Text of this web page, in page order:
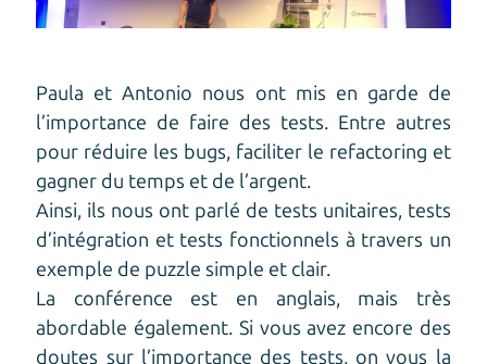
Paula et Antonio nous ont mis en garde de
l’importance de faire des tests. Entre autres
pour réduire les bugs, faciliter le refactoring et
gagner du temps et de l’argent.
Ainsi, ils nous ont parlé de tests unitaires, tests
d’intégration et tests fonctionnels à travers un
exemple de puzzle simple et clair.
La conférence est en anglais, mais très
abordable également. Si vous avez encore des
doutes sur l’importance des tests, on vous la